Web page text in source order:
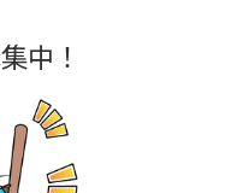
中！